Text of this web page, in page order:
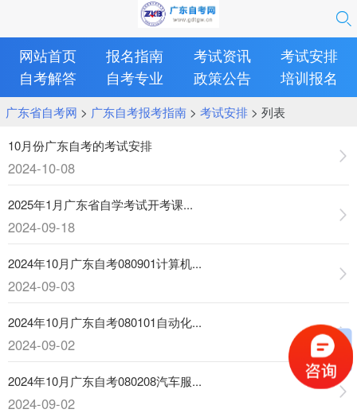
网站首页 报名指南 考试资讯
考试安排
自考解答
自考专业 政策公告 培训报名
广东省自考网 > 广东自考报考指南> 考试安排> 列表
10月份广东自考的考试安排
2024-10-08
2025年1月广东省自学考试开考课...
2024-09-18
2024年10月广东自考080901计算机...
2024-09-03
2024年10月广东自考080101自动化...
2024-09-02
2024年10月广东自考080208汽车服...
2024-09-02